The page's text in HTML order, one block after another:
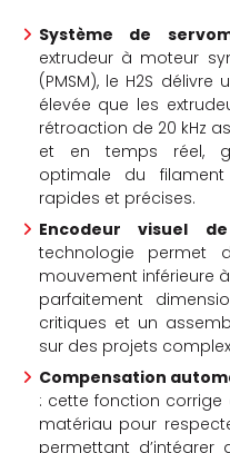
Système de
extrudeur à moteur
(PMSM), le H2S délivre
élevée que les
rétroaction de 20 kHz
et en temps réel,
optimale du
rapides et précises.
Encodeur visuel
technologie permet
mouvement inférieure
parfaitement
critiques et un
sur des projets
Compensation
: cette fonction
matériau pour
permettant d’intégrer